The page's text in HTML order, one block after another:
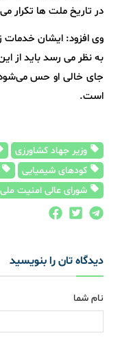
در تاریخ ملت ها تکرار
وی افزود: ایشان خدمات
به نظر می رسد باید از
جای خالی او حس می‌شود
است.
وزیر جهاد کشاورزی
کودهای شیمیایی
شورای عالی امنیت ملی
دیدگاه تان را بنویسید
نام شما